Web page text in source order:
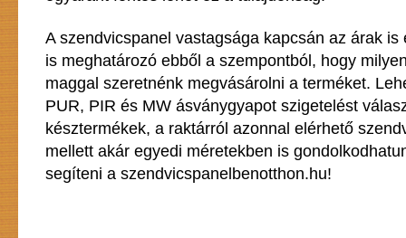
A szendvicspanel vastagsága kapcsán az árak is
is meghatározó ebből a szempontból, hogy
maggal szeretnénk megvásárolni a terméket.
PUR, PIR és MW ásványgyapot szigetelést
késztermékek, a raktárról azonnal elérhető
mellett akár egyedi méretekben is
segíteni a szendvicspanelbenotthon.hu!